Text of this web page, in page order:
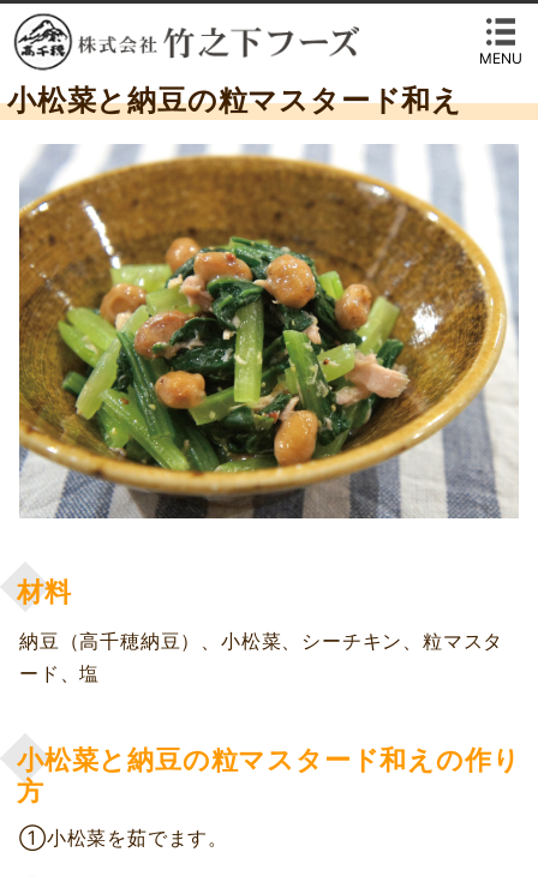
MENU
小松菜と納豆の粒マスタード和え
材料
納豆（高千穂納豆）、小松菜、シーチキン、粒マスタ
ード、塩
小松菜と納豆の粒マスタード和えの作り
方
①小松菜を茹でます。